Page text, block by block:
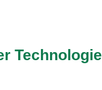
Technologie